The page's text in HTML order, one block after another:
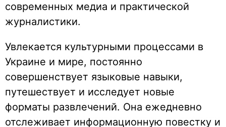
современных медиа и практической
журналистики.
Увлекается культурными процессами в
Украине и мире, постоянно
совершенствует языковые навыки,
путешествует и исследует новые
форматы развлечений. Она ежедневно
отслеживает информационную повестку и